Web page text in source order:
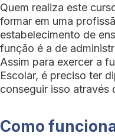
Quem realiza este
formar em uma
estabelecimento de
função é a de
Assim para exercer a
Escolar, é preciso ter
conseguir isso através
Como